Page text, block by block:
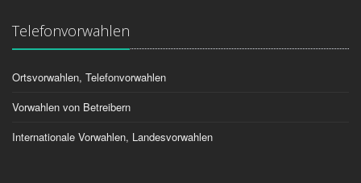
Telefonvorwahlen
Ortsvorwahlen, Telefonvorwahlen
Vorwahlen von Betreibern
Internationale Vorwahlen, Landesvorwahlen